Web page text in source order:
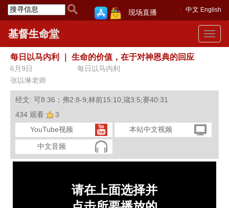
中文 English
现场直播
Toggle
基督生命堂
每日以马内利 生命的价值，在于对神恩典的回应
6月9日
每日以马内利
张以琳老师
经文: 可8:36；弗2:8-9;林前15:10;箴3:5;赛40:31
434 观看
3
YouTube视频
本站中文视频
中文音频